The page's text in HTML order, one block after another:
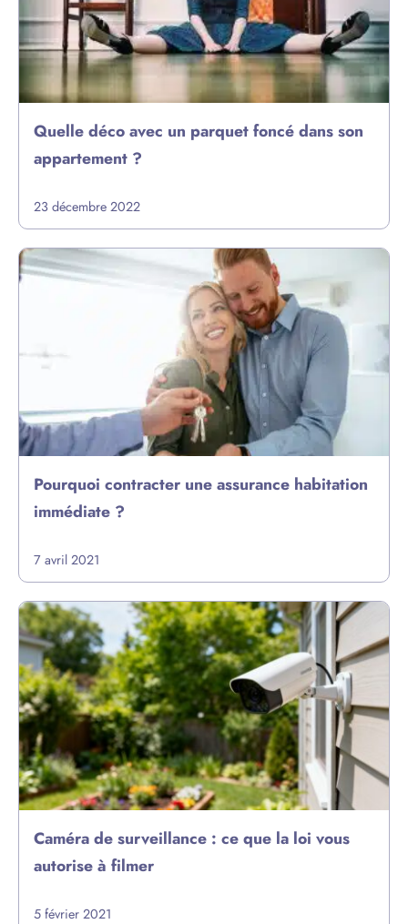
Quelle déco avec un parquet foncé dans son
appartement ?
23 décembre 2022
Pourquoi contracter une assurance habitation
immédiate ?
7 avril 2021
Caméra de surveillance : ce que la loi vous
autorise à filmer
5 février 2021